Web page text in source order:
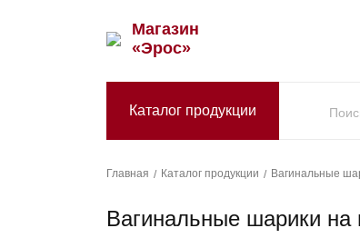
Магазин
«Эрос»
Каталог продукции
Главная Каталог продукции Вагинальные
Вагинальные шарики на